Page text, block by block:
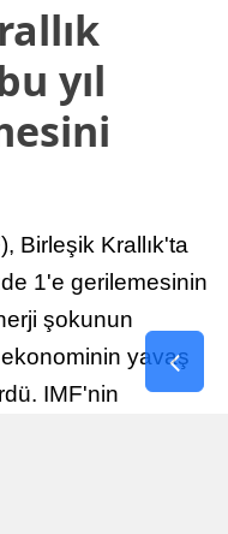
yıl
Birleşik Krallık'ta
1'e gerilemesinin
şokunun
yavaş
IMF'nin